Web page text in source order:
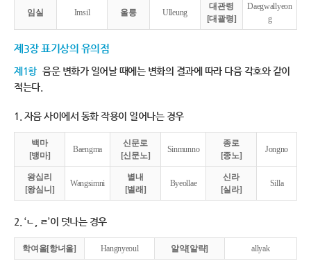
임실 Imsil 울릉 Ulleung
대관령
[대괄령]
Daegwallyeon
g
제3장 표기상의 유의점
제1항 음운 변화가 일어날 때에는 변화의 결과에 따라 다음 각호와 같이
적는다.
1. 자음 사이에서 동화 작용이 일어나는 경우
백마
[뱅마]
Baengma
신문로
[신문노]
Sinmunno
종로
[종노]
Jongno
왕십리
[왕심니]
Wangsimni
별내
[별래]
Byeollae
신라
[실라]
Silla
2. ‘ㄴ, ㄹ’이 덧나는 경우
학여울[항녀울] Hangnyeoul 알약[알략] allyak